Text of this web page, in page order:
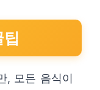
, 모든 음식이